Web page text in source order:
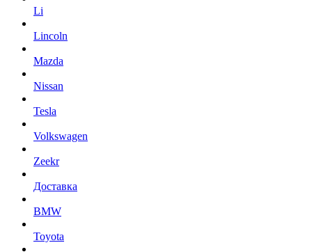
Li
Lincoln
Mazda
Nissan
Tesla
Volkswagen
Zeekr
Доставка
BMW
Toyota